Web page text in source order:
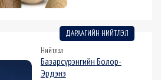
ДАРААГИЙН НИЙТЛЭЛ
Нийтлэл
Базарсүрэнгийн Болор-
Эрдэнэ